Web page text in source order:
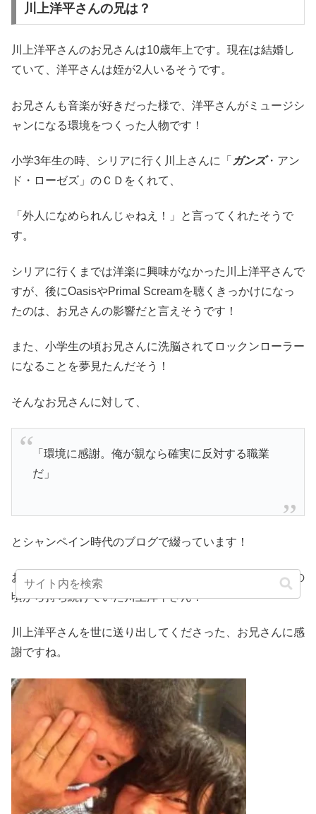
川上洋平さんの兄は？
川上洋平さんのお兄さんは10歳年上です。現在は結婚し
ていて、洋平さんは姪が2人いるそうです。
お兄さんも音楽が好きだった様で、洋平さんがミュージシ
ャンになる環境をつくった人物です！
小学3年生の時、シリアに行く川上さんに「 ガンズ・アン
ド・ローゼズ」のＣＤをくれて、
「外人になめられんじゃねえ！」と言ってくれたそうで
す。
シリアに行くまでは洋楽に興味がなかった川上洋平さんで
すが、後にOasisやPrimal Screamを聴くきっかけになっ
たのは、お兄さんの影響だと言えそうです！
また、小学生の頃お兄さんに洗脳されてロックンローラー
になることを夢見たんだそう！
そんなお兄さんに対して、
「環境に感謝。俺が親なら確実に反対する職業
だ」
とシャンペイン時代のブログで綴っています！
お兄さんのおかげで、ミュージシャンになる夢を小学生の
頃から持ち続けていた川上洋平さん！
川上洋平さんを世に送り出してくださった、お兄さんに感
謝ですね。